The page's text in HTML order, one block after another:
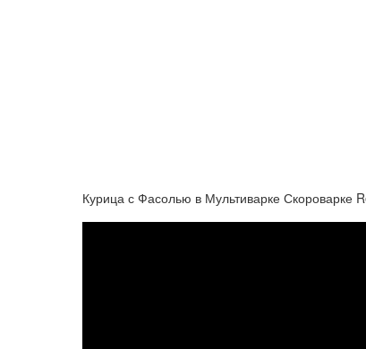
Курица с Фасолью в Мультиварке Скороварке